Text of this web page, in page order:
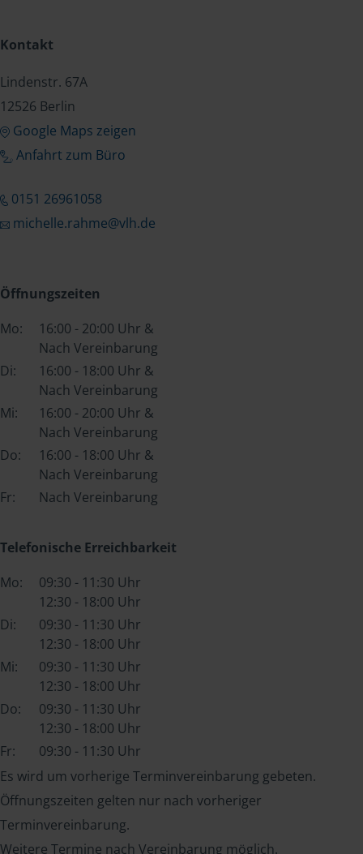
Kontakt
Lindenstr. 67A
12526 Berlin
Google Maps zeigen
Anfahrt zum Büro
0151 26961058
michelle.rahme@vlh.de
Öffnungszeiten
Mo:
16:00 - 20:00 Uhr &
Nach Vereinbarung
Di:
16:00 - 18:00 Uhr &
Nach Vereinbarung
Mi:
16:00 - 20:00 Uhr &
Nach Vereinbarung
Do:
16:00 - 18:00 Uhr &
Nach Vereinbarung
Fr:
Nach Vereinbarung
Telefonische Erreichbarkeit
Mo:
09:30 - 11:30 Uhr
12:30 - 18:00 Uhr
Di:
09:30 - 11:30 Uhr
12:30 - 18:00 Uhr
Mi:
09:30 - 11:30 Uhr
12:30 - 18:00 Uhr
Do:
09:30 - 11:30 Uhr
12:30 - 18:00 Uhr
Fr:
09:30 - 11:30 Uhr
Es wird um vorherige Terminvereinbarung gebeten.
Öffnungszeiten gelten nur nach vorheriger
Terminvereinbarung.
Weitere Termine nach Vereinbarung möglich.